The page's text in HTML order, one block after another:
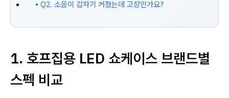
• Q2. 소음이 갑자기 커졌는데 고장인가요?
1. 호프집용 LED 쇼케이스 브랜드별
스펙 비교